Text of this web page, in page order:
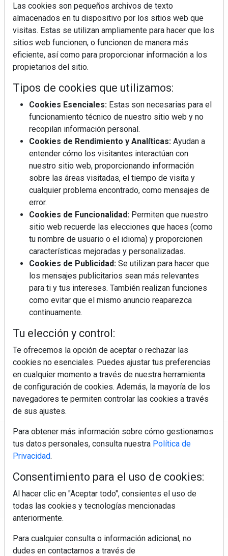
Mujer del mes: Boticaria García, la farmacéutica que
habla con el corazón
Colágeno, vitamina C y otros activos ¿son más
efectivos en la piel o en suplementos orales?
Regístrate y accede a contenidos
Correo electrónico
Las cookies son pequeños archivos de texto
almacenados en tu dispositivo por los sitios web que
visitas. Estas se utilizan ampliamente para hacer que los
sitios web funcionen, o funcionen de manera más
eficiente, así como para proporcionar información a los
propietarios del sitio.
Tipos de cookies que utilizamos:
Cookies Esenciales: Estas son necesarias para el
funcionamiento técnico de nuestro sitio web y no
recopilan información personal.
Cookies de Rendimiento y Analíticas: Ayudan a
entender cómo los visitantes interactúan con
nuestro sitio web, proporcionando información
sobre las áreas visitadas, el tiempo de visita y
cualquier problema encontrado, como mensajes de
error.
Cookies de Funcionalidad: Permiten que nuestro
sitio web recuerde las elecciones que haces (como
tu nombre de usuario o el idioma) y proporcionen
características mejoradas y personalizadas.
Cookies de Publicidad: Se utilizan para hacer que
los mensajes publicitarios sean más relevantes
para ti y tus intereses. También realizan funciones
como evitar que el mismo anuncio reaparezca
continuamente.
Tu elección y control:
Te ofrecemos la opción de aceptar o rechazar las
cookies no esenciales. Puedes ajustar tus preferencias
en cualquier momento a través de nuestra herramienta
de configuración de cookies. Además, la mayoría de los
navegadores te permiten controlar las cookies a través
de sus ajustes.
Para obtener más información sobre cómo gestionamos
tus datos personales, consulta nuestra Política de
Privacidad.
Consentimiento para el uso de cookies:
Al hacer clic en "Aceptar todo", consientes el uso de
todas las cookies y tecnologías mencionadas
anteriormente.
Para cualquier consulta o información adicional, no
dudes en contactarnos a través de